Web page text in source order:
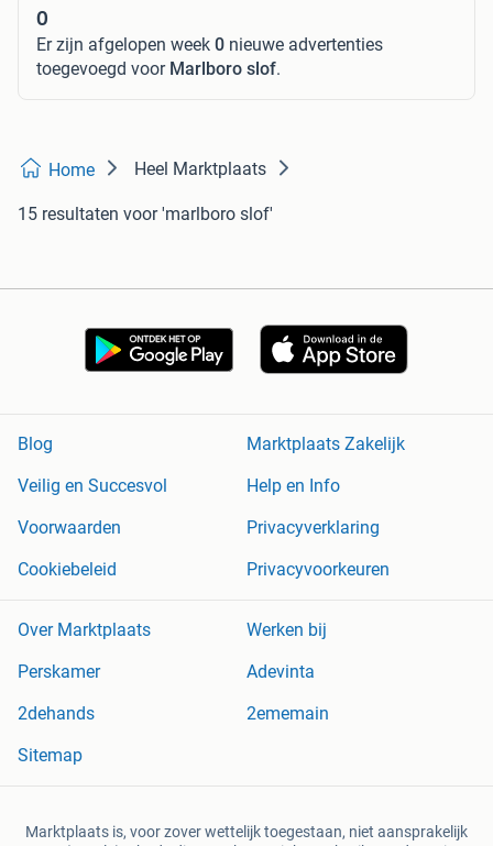
0
Er zijn afgelopen week 0 nieuwe advertenties
toegevoegd voor Marlboro slof.
Home Heel Marktplaats
15 resultaten voor 'marlboro slof'
Blog
Marktplaats Zakelijk
Veilig en Succesvol
Help en Info
Voorwaarden
Privacyverklaring
Cookiebeleid
Privacyvoorkeuren
Over Marktplaats
Werken bij
Perskamer
Adevinta
2dehands
2ememain
Sitemap
Marktplaats is, voor zover wettelijk toegestaan, niet aansprakelijk